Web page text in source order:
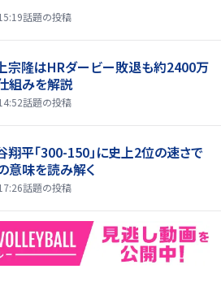
話題の投稿
上宗隆はHRダービー敗退も約2400万
組みを解説
話題の投稿
翔平「300-150」に史上2位の速さで
意味を読み解く
話題の投稿